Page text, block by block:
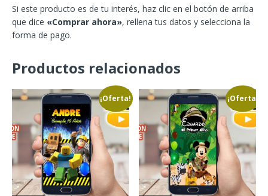
Si este producto es de tu interés, haz clic en el botón de arriba
que dice «Comprar ahora», rellena tus datos y selecciona la
forma de pago.
Productos relacionados
¡Oferta! ¡Oferta!